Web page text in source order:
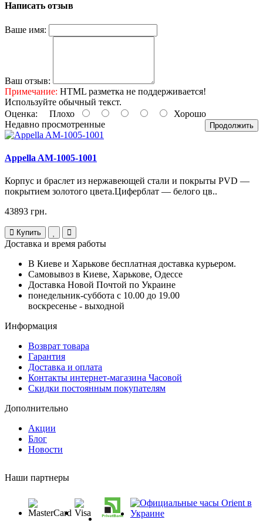
Написать отзыв
Ваше имя:
Ваш отзыв:
Примечание: HTML разметка не поддерживается!
Используйте обычный текст.
Оценка: Плохо Хорошо
Продолжить
Недавно просмотренные
Appella AM-1005-1001
Корпус и браслет из нержавеющей стали и покрыты PVD —
покрытием золотого цвета.Циферблат — белого цв..
43893 грн.
Купить
Доставка и время работы
В Киеве и Харькове бесплатная доставка курьером.
Самовывоз в Киеве, Харькове, Одессе
Доставка Новой Почтой по Украине
понедельник-суббота с 10.00 до 19.00
воскресенье - выходной
Информация
Возврат товара
Гарантия
Доставка и оплата
Контакты интернет-магазина Часовой
Скидки постоянным покупателям
Дополнительно
Акции
Блог
Новости
Наши партнеры